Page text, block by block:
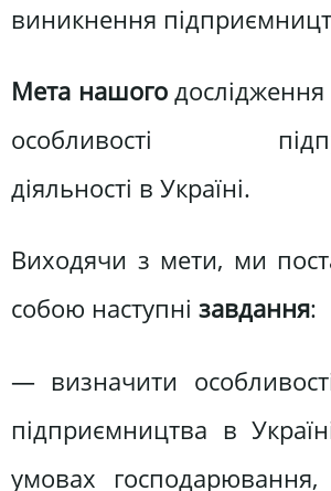
виникнення
Мета нашогодослідження
особливості
діяльності в Україні.
Виходячи з мети, ми
собою наступні завдання:
— визначити
підприємництва в
умовах господарювання,